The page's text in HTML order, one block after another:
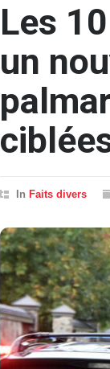
Les
un
In Faits divers